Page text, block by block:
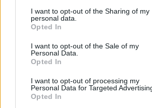
not limited to your visit or usage
grant or deny consent to Google and its
use your data for below specified
consent section.
I want to opt-out of the Sharing of my
personal data.
Opted In
I want to opt-out of the Sale of my
Personal Data.
Opted In
I want to opt-out of processing my
Personal Data for Targeted
Opted In